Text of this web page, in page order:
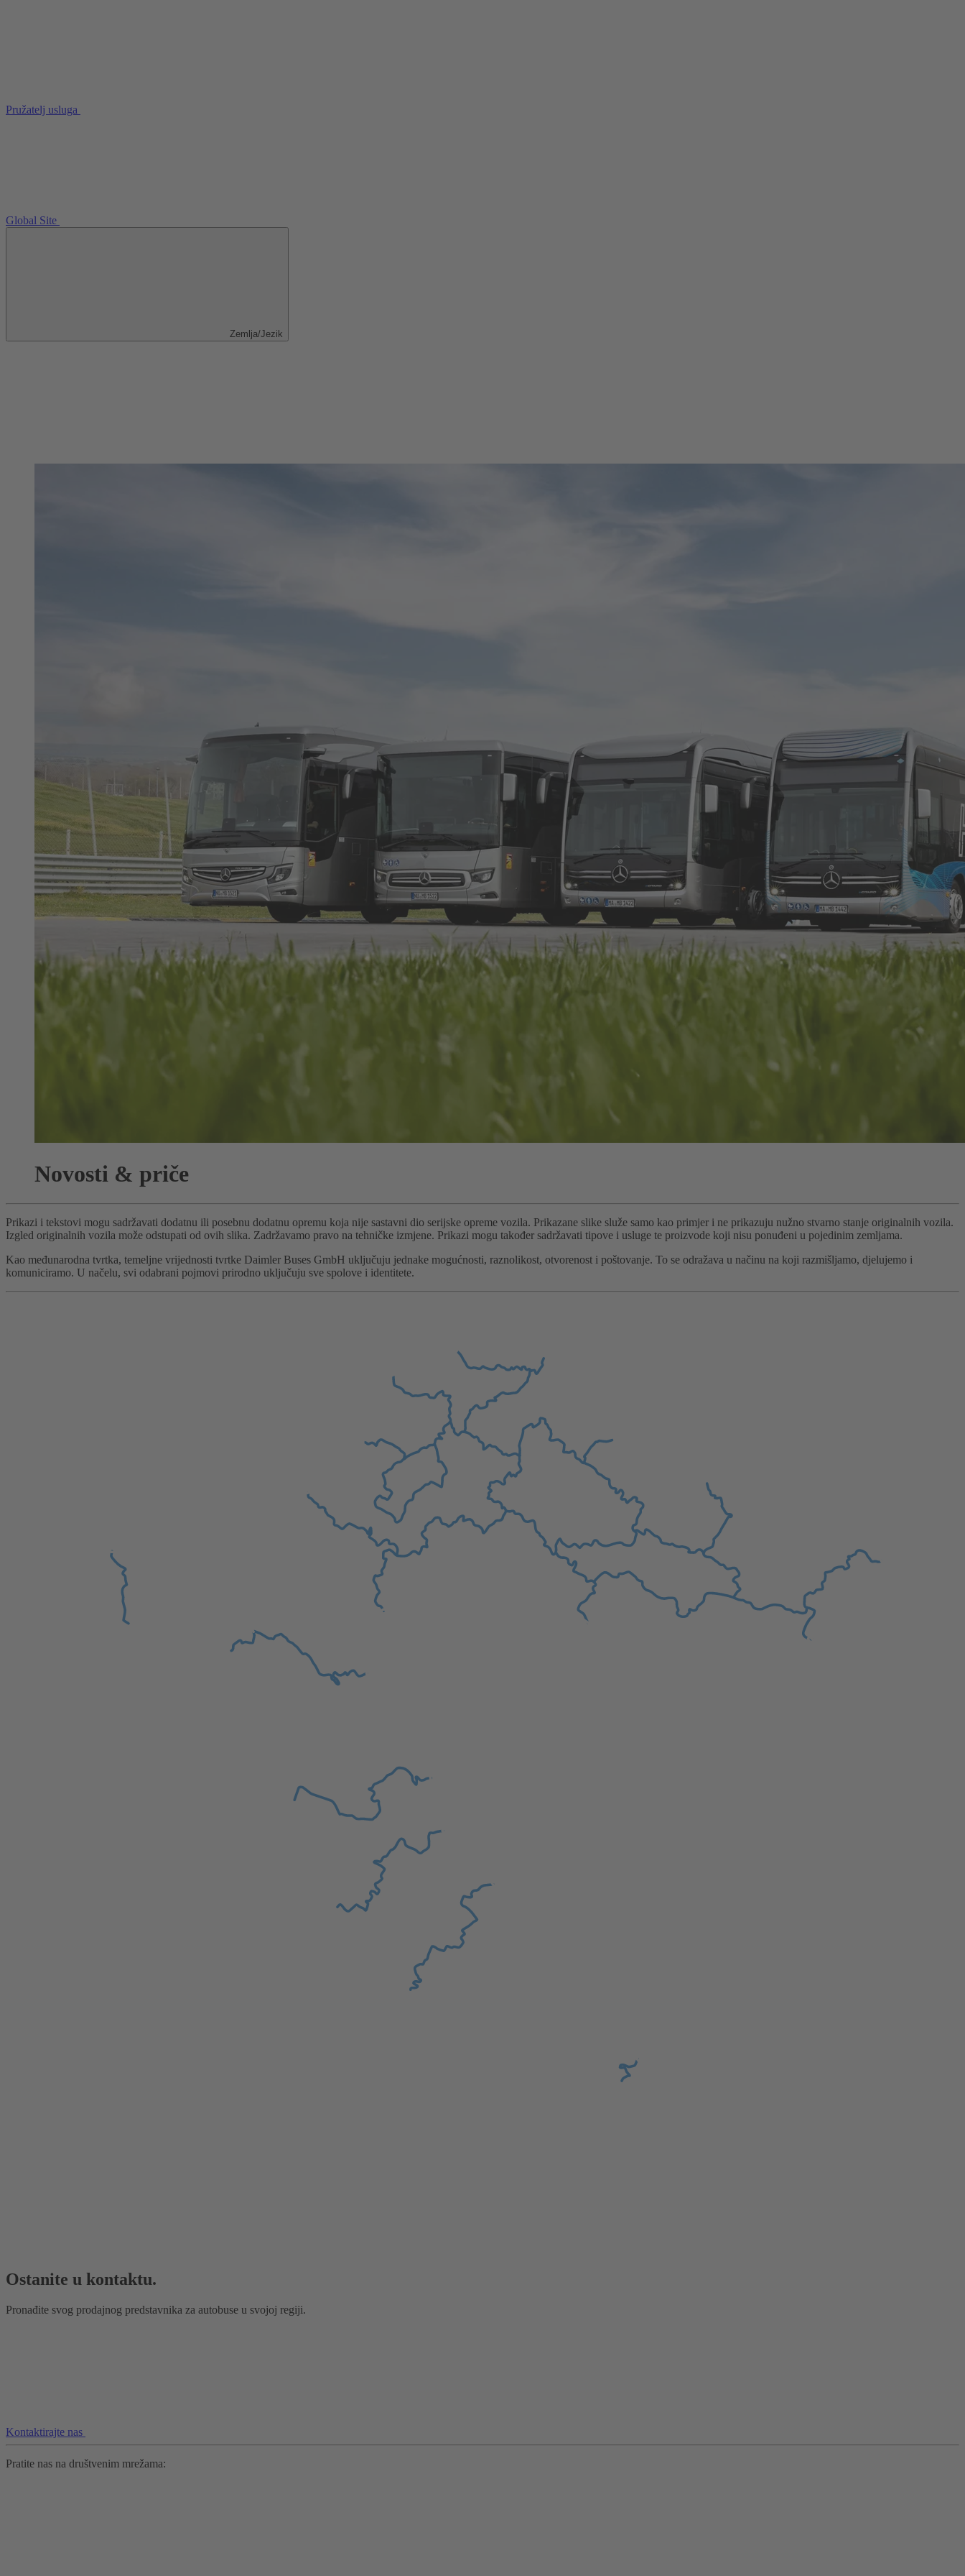
Pružatelj usluga
Global Site
Zemlja/Jezik
Novosti & priče
Prikazi i tekstovi mogu sadržavati dodatnu ili posebnu dodatnu opremu koja nije sastavni dio serijske opreme vozila. Prikazane slike služe samo kao primjer i ne prikazuju nužno stvarno stanje originalnih vozila.
Izgled originalnih vozila može odstupati od ovih slika. Zadržavamo pravo na tehničke izmjene. Prikazi mogu također sadržavati tipove i usluge te proizvode koji nisu ponuđeni u pojedinim zemljama.
Kao međunarodna tvrtka, temeljne vrijednosti tvrtke Daimler Buses GmbH uključuju jednake mogućnosti, raznolikost, otvorenost i poštovanje. To se odražava u načinu na koji razmišljamo, djelujemo i
komuniciramo. U načelu, svi odabrani pojmovi prirodno uključuju sve spolove i identitete.
Ostanite u kontaktu.
Pronađite svog prodajnog predstavnika za autobuse u svojoj regiji.
Kontaktirajte nas
Pratite nas na društvenim mrežama: